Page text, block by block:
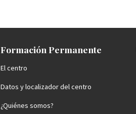
Formación Permanente
El centro
Datos y localizador del centro
¿Quiénes somos?